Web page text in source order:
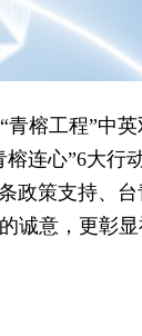
青榕工程”中
连心”6大行
政策支持、台
诚意，更彰